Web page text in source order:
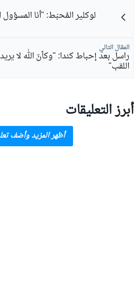
لوكلير المُحبَط: "أنا
المقال التالي
راسل بعد إحباط كندا: "وكأنّ الله لا
اللقب"
أبرز التعليقات
أظهر المزيد وأضف